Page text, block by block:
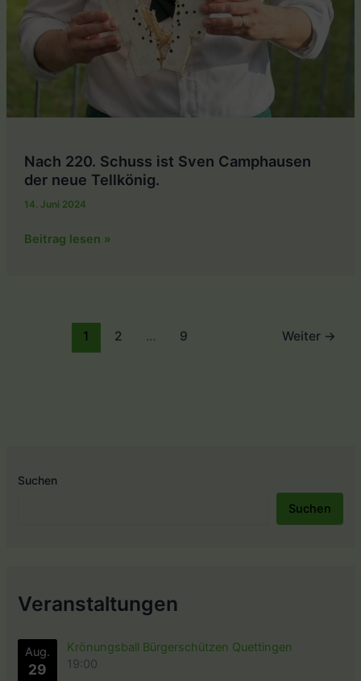
Nach 220. Schuss ist Sven Camphausen
der neue Tellkönig.
14. Juni 2024
Nach
Camphausen
Beitrag lesen »
1 2 … 9 Weiter →
Suchen
Suchen
Veranstaltungen
Aug.
29
Krönungsball Bürgerschützen Quettingen
19:00